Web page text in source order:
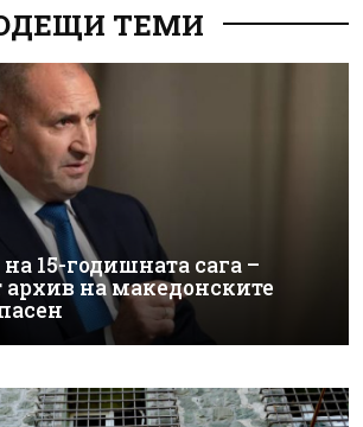
ТЕМИ
15-годишната сага –
архив на македонските